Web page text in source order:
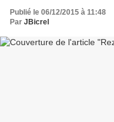
Publié le 06/12/2015 à 11:48
Par JBicrel